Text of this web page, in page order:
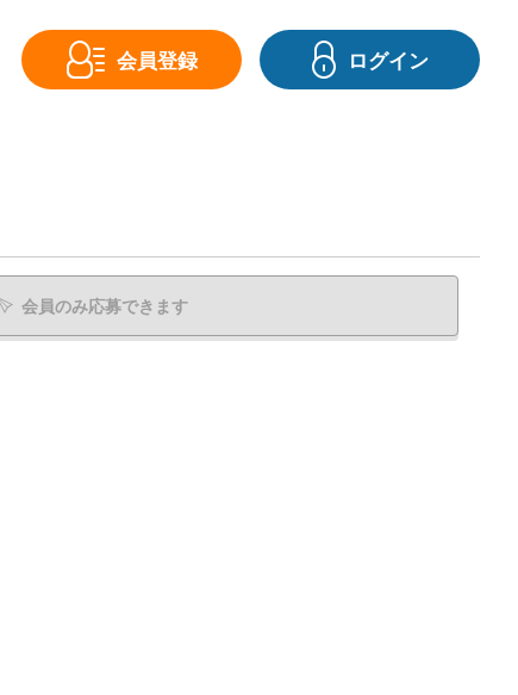
会員登録 ログイン
会員のみ応募できます